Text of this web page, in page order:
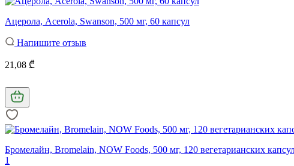
Ацерола, Acerola, Swanson, 500 мг, 60 капсул
Напишите отзыв
21,08 ₾
Бромелайн, Bromelain, NOW Foods, 500 мг, 120 вегетарианских
1